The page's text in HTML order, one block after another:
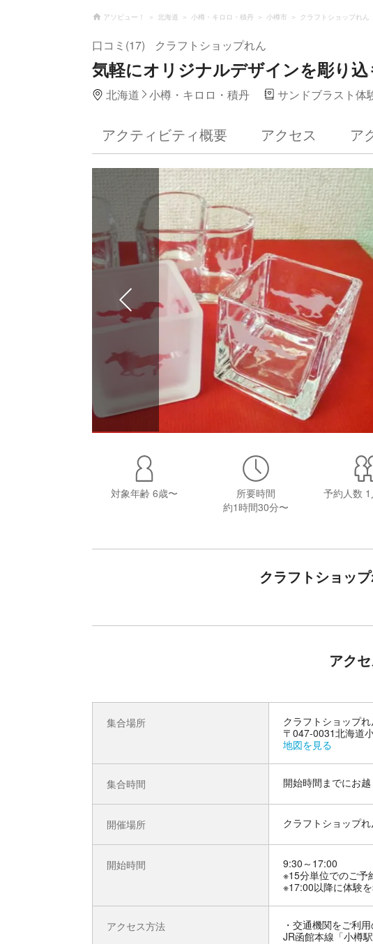
アソビュー！ 北海道 小樽・キロロ・積丹 小樽市 クラフトショップれん
口コミ(17) クラフトショップれん
気軽にオリジナルデザインを彫り込
北海道 小樽・キロロ・積丹 サンドブラスト体
アクティビティ概要 アクセス ア
対象年齢 6歳〜
所要時間
約1時間30分〜
予約人数
クラフトショッ
アク
集合場所
クラフトショップれ
〒047-0031北海道
地図を見る
集合時間 開始時間までにお越
開催場所 クラフトショップれ
開始時間
9:30～17:00
※15分単位でのご予
※17:00以降に体験
アクセス方法
交通機関をご利
JR函館本線「小樽